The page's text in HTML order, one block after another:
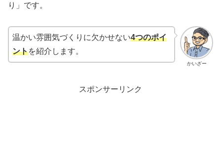
り」です。
かいざー
温かい雰囲気づくりに欠かせない4つのポイ
ントを紹介します。
スポンサーリンク